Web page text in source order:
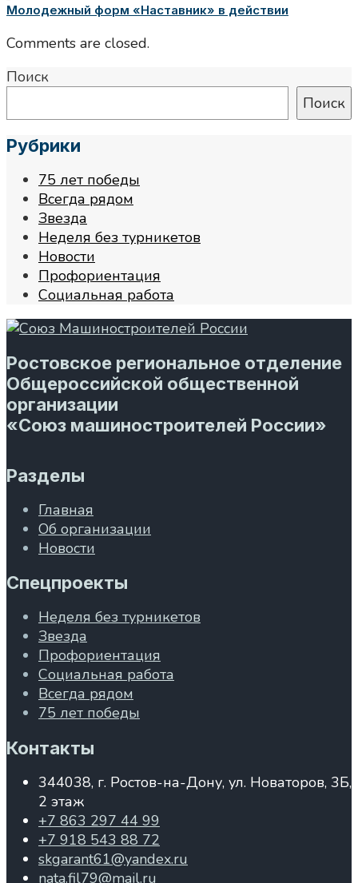
Молодежный форм «Наставник» в действии
Comments are closed.
Поиск
Поиск
Рубрики
75 лет победы
Всегда рядом
Звезда
Неделя без турникетов
Новости
Профориентация
Социальная работа
Ростовское региональное отделение
Общероссийской общественной
организации
«Союз машиностроителей России»
Разделы
Главная
Об организации
Новости
Спецпроекты
Неделя без турникетов
Звезда
Профориентация
Социальная работа
Всегда рядом
75 лет победы
Контакты
344038, г. Ростов-на-Дону, ул. Новаторов, 3Б,
2 этаж
+7 863 297 44 99
+7 918 543 88 72
skgarant61@yandex.ru
nata.fil79@mail.ru